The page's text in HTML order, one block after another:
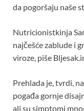
da pogoršaju naše
Nutricionistkinja
najčešće zablude i
viroze, piše
Prehlada je, tvrdi,
pogađa gornje
ali su simptomi